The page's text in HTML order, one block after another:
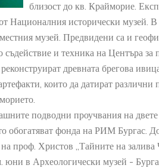
близост до кв. Крайморие.
Националния исторически музей.
музей. Предвидени са и
и техника на Центъра за
древната брегова
които да датират различни
подводни проучвания на
обогатяват фонда на РИМ Бургас.
проф. Христов „Тайните на залива
юни в Археологически музей -
AUG
ръцете и
READ MORE +